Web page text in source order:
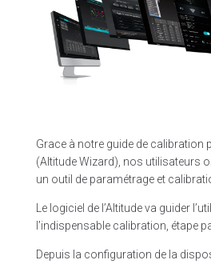
Grace à notre guide de calibration
(Altitude Wizard), nos utilisateurs
un outil de paramétrage et
Le logiciel de l’Altitude va guider
l’indispensable calibration, étape
Depuis la configuration de la